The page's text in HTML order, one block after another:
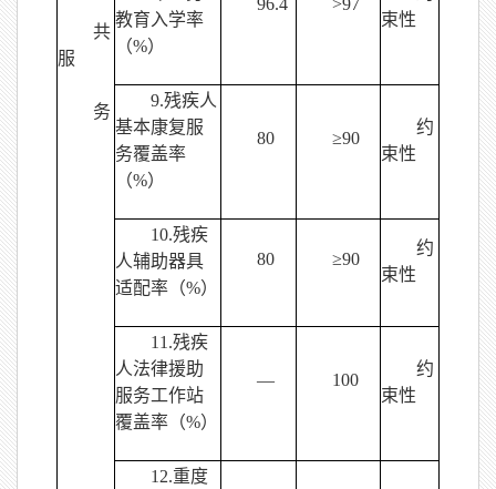
共
服
务
教育入学率
（%）
束性
9.残疾人
基本康复服
务覆盖率
（%）
80 ≥90
约
束性
10.残疾
人辅助器具
适配率（%）
80 ≥90
约
束性
11.残疾
人法律援助
服务工作站
覆盖率（%）
— 100
约
束性
12.重度